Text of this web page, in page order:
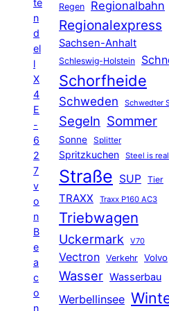
te
n
d
el
l
X
4
E
-
6
2
7
v
o
n
B
e
a
c
o
n
Regen Regionalbahn
Regionalexpress
Sachsen-Anhalt
Schleswig-Holstein
Schorfheide
Schweden Schwedter
Segeln Sommer
Sonne Splitter
Spritzkuchen Steel is real
Straße SUP Tier
TRAXX Traxx P160 AC3
Triebwagen
Uckermark V70
Vectron Verkehr Volvo
Wasser Wasserbau
Werbellinsee